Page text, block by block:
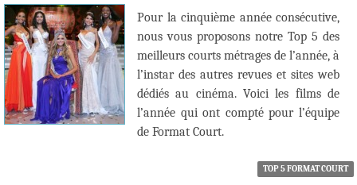
Pour la cinquième année consécutive,
nous vous proposons notre Top 5 des
meilleurs courts métrages de l’année, à
l’instar des autres revues et sites web
dédiés au cinéma. Voici les films de
l’année qui ont compté pour l’équipe
de Format Court.
TOP 5 FORMAT COURT